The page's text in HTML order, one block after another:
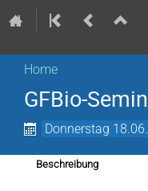
Home
GFBio-
Donnerstag
Beschreibung